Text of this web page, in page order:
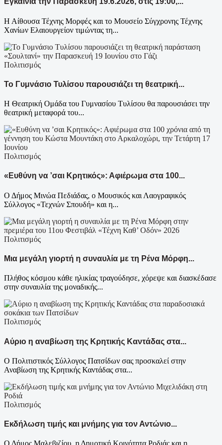
Η Αίθουσα Τέχνης Μορφές και το Μουσείο Σύγχρονης Τέχνης
Χανίων Ελαιουργείον τιμώντας τη...
Πολιτισμός
Το Γυμνάσιο Τυλίσου παρουσιάζει τη θεατρική...
Η Θεατρική Ομάδα του Γυμνασίου Τυλίσου θα παρουσιάσει την
θεατρική μεταφορά του...
Πολιτισμός
«Ευθύνη να ’σαι Κρητικός»: Αφιέρωμα στα 100...
Ο Δήμος Μινώα Πεδιάδας, ο Μουσικός και Λαογραφικός
Σύλλογος «Τεχνών Σπουδή» και η...
Πολιτισμός
Μια μεγάλη γιορτή η συναυλία με τη Ρένα Μόρφη...
Πλήθος κόσμου κάθε ηλικίας τραγούδησε, χόρεψε και διασκέδασε
στην συναυλία της μοναδικής...
Πολιτισμός
Αύριο η αναβίωση της Κρητικής Καντάδας στα...
Ο Πολιτιστικός Σύλλογος Πατσίδων σας προσκαλεί στην
Αναβίωση της Κρητικής Καντάδας στα...
Πολιτισμός
Εκδήλωση τιμής και μνήμης για τον Αντώνιο...